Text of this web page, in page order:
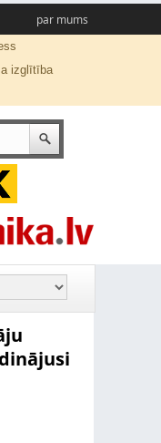
par mums
izglītība